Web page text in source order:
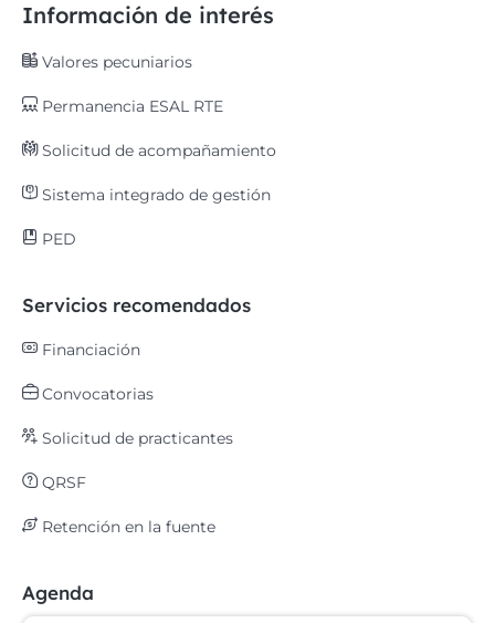
Información de interés
Valores pecuniarios
Permanencia ESAL RTE
Solicitud de acompañamiento
Sistema integrado de gestión
PED
Servicios recomendados
Financiación
Convocatorias
Solicitud de practicantes
QRSF
Retención en la fuente
Agenda